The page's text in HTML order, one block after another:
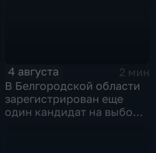
4 августа
2 мин
В Белгородской области
зарегистрирован еще
один кандидат на выборы